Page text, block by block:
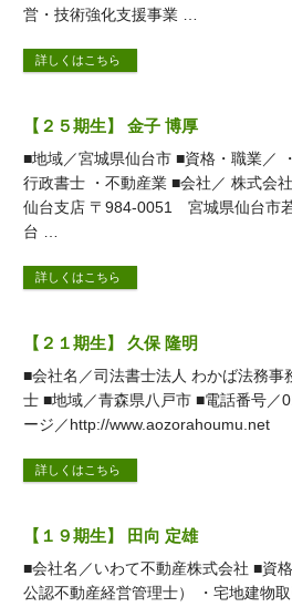
営・技術強化支援事業 …
詳しくはこちら
【２５期生】 金子 博厚
■地域／宮城県仙台市 ■資格・職業／
行政書士 ・不動産業 ■会社／ 株式会
仙台支店 〒984-0051 宮城県仙台市
台 …
詳しくはこちら
【２１期生】 久保 隆明
■会社名／司法書士法人 わかば法務事
士 ■地域／青森県八戸市 ■電話番号／
ージ／http://www.aozorahoumu.net
詳しくはこちら
【１９期生】 田向 定雄
■会社名／いわて不動産株式会社 ■資
公認不動産経営管理士） ・宅地建物